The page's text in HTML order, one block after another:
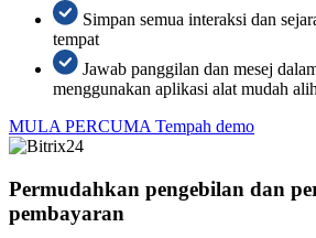
Simpan semua interaksi dan
tempat
Jawab panggilan dan mesej
menggunakan aplikasi alat mudah alih
MULA PERCUMA Tempah demo
Permudahkan pengebilan dan
pembayaran